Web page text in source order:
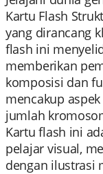
Kartu Flash
yang dirancang
flash ini
memberikan
komposisi dan
mencakup
jumlah
Kartu flash ini
pelajar visual,
dengan ilustrasi